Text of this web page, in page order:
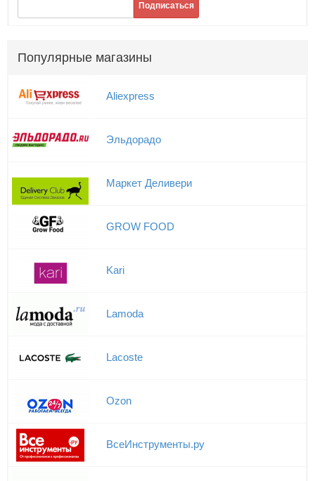
Подписаться
Популярные магазины
Aliexpress
Эльдорадо
Маркет Деливери
GROW FOOD
Kari
Lamoda
Lacoste
Ozon
ВсеИнструменты.ру